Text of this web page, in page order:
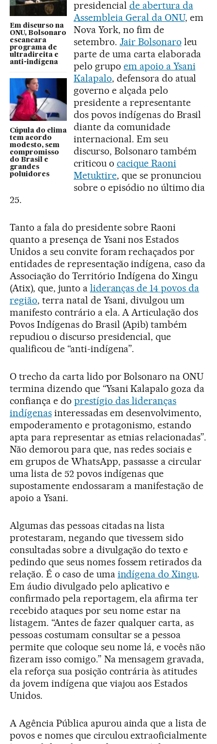
Em discurso na
ONU, Bolsonaro
escancara
programa de
ultradireita e
anti-indígena
Cúpula do clima
tem acordo
modesto, sem
compromisso
do Brasil e
grandes
poluidores
presidencial de abertura da
Assembleia Geral da ONU, em
Nova York, no fim de
setembro. Jair Bolsonaro leu
parte de uma carta elaborada
pelo grupo em apoio a Ysani
Kalapalo, defensora do atual
governo e alçada pelo
presidente a representante
dos povos indígenas do Brasil
diante da comunidade
internacional. Em seu
discurso, Bolsonaro também
criticou o cacique Raoni
Metuktire, que se pronunciou
sobre o episódio no último dia
25.
Tanto a fala do presidente sobre Raoni
quanto a presença de Ysani nos Estados
Unidos a seu convite foram rechaçados por
entidades de representação indígena, caso da
Associação do Território Indígena do Xingu
(Atix), que, junto a lideranças de 14 povos da
região, terra natal de Ysani, divulgou um
manifesto contrário a ela. A Articulação dos
Povos Indígenas do Brasil (Apib) também
repudiou o discurso presidencial, que
qualificou de “anti-indígena”.
O trecho da carta lido por Bolsonaro na ONU
termina dizendo que “Ysani Kalapalo goza da
confiança e do prestígio das lideranças
indígenasinteressadas em desenvolvimento,
empoderamento e protagonismo, estando
apta para representar as etnias relacionadas”.
Não demorou para que, nas redes sociais e
em grupos de WhatsApp, passasse a circular
uma lista de 52 povos indígenas que
supostamente endossaram a manifestação de
apoio a Ysani.
Algumas das pessoas citadas na lista
protestaram, negando que tivessem sido
consultadas sobre a divulgação do texto e
pedindo que seus nomes fossem retirados da
relação. É o caso de uma indígena do Xingu.
Em áudio divulgado pelo aplicativo e
confirmado pela reportagem, ela afirma ter
recebido ataques por seu nome estar na
listagem. “Antes de fazer qualquer carta, as
pessoas costumam consultar se a pessoa
permite que coloque seu nome lá, e vocês não
fizeram isso comigo.” Na mensagem gravada,
ela reforça sua posição contrária às atitudes
da jovem indígena que viajou aos Estados
Unidos.
A Agência Pública apurou ainda que a lista de
povos e nomes que circulou extraoficialmente